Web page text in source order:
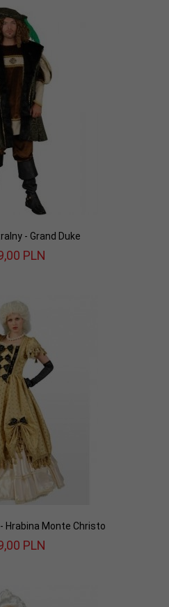
- Grand Duke
00 PLN
Hrabina Monte Christo
00 PLN